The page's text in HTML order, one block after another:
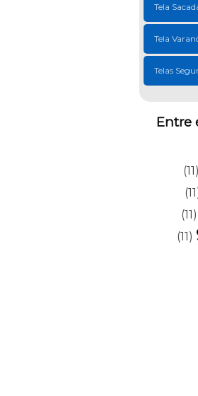
Tela
Tela
Telas
Entre
(11)
(11)
(11)